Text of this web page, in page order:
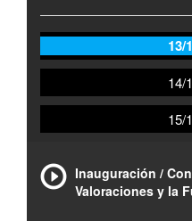
13/
14/
15/
Inauguración /
Valoraciones y la